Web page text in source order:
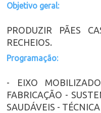
Objetivo geral:
PRODUZIR PÃES
RECHEIOS.
Programação:
- EIXO
FABRICAÇÃO -
SAUDÁVEIS -